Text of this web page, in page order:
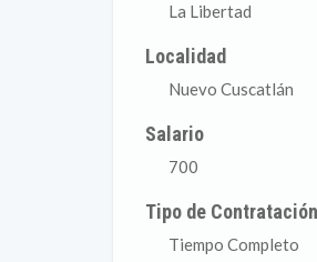
La Libertad
Localidad
Nuevo Cuscatlán
Salario
700
Tipo de Contratación
Tiempo Completo